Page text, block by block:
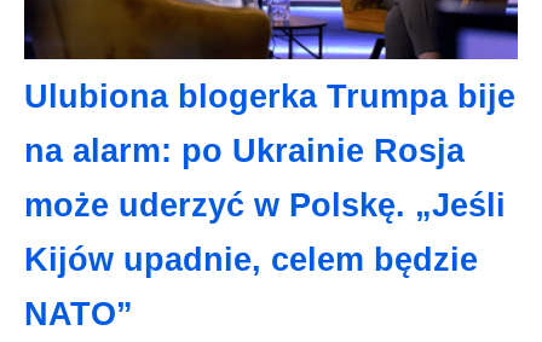
Ulubiona blogerka Trumpa bije
na alarm: po Ukrainie Rosja
może uderzyć w Polskę. „Jeśli
Kijów upadnie, celem będzie
NATO”